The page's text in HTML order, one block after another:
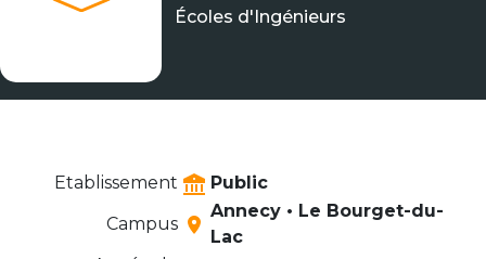
Écoles d'Ingénieurs
Etablissement
Public
Campus
Annecy • Le Bourget-du-
Lac